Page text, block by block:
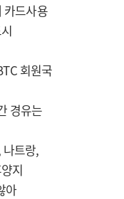
카드사용
회원국
경유는
트랑,
지
아